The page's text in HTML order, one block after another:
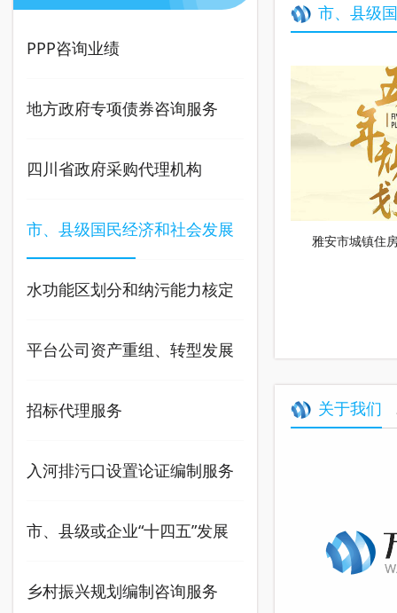
PPP咨询业绩
地方政府专项债券咨询服务
四川省政府采购代理机构
市、县级国民经济和社会发展
五年规划编制及实施情况中
期、期末评估报告咨询服务
水功能区划分和纳污能力核定
实施方案编制
平台公司资产重组、转型发展
咨询服务
招标代理服务
入河排污口设置论证编制服务
采购
市、县级或企业“十四五”发展
规划编制咨询服务
乡村振兴规划编制咨询服务
市、县级
雅安市城镇住
关于我们